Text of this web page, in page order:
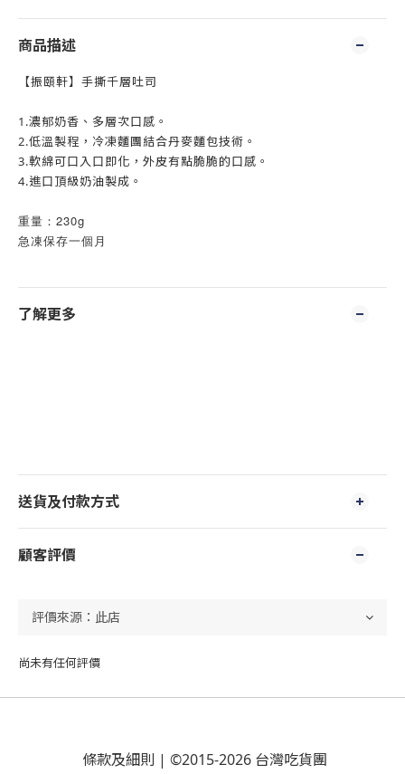
商品描述
【振頤軒】手撕千層吐司
1.濃郁奶香、多層次口感。
2.低溫製程，冷凍麵團結合丹麥麵包技術。
3.軟綿可口入口即化，外皮有點脆脆的口感。
4.進口頂級奶油製成。
重量：230g
急凍保存一個月
了解更多
送貨及付款方式
顧客評價
尚未有任何評價
條款及細則 | ©2015-2026 台灣吃貨團